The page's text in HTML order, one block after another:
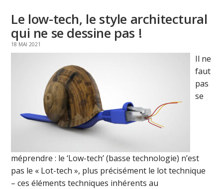
Le low-tech, le style architectural
qui ne se dessine pas !
18 MAI 2021
Il ne
faut
pas
se
méprendre : le ‘Low-tech’ (basse technologie) n’est
pas le « Lot-tech », plus précisément le lot technique
– ces éléments techniques inhérents au